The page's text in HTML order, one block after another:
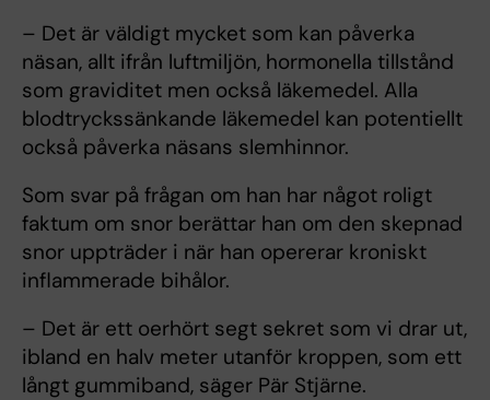
– Det är väldigt mycket som kan påverka
näsan, allt ifrån luftmiljön, hormonella tillstånd
som graviditet men också läkemedel. Alla
blodtryckssänkande läkemedel kan potentiellt
också påverka näsans slemhinnor.
Som svar på frågan om han har något roligt
faktum om snor berättar han om den skepnad
snor uppträder i när han opererar kroniskt
inflammerade bihålor.
– Det är ett oerhört segt sekret som vi drar ut,
ibland en halv meter utanför kroppen, som ett
långt gummiband, säger Pär Stjärne.